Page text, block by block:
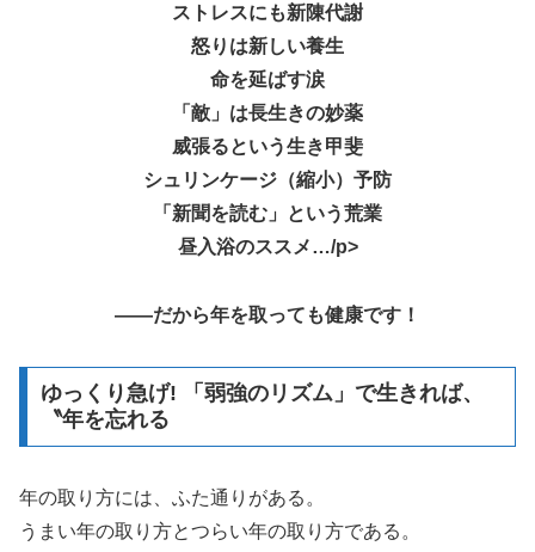
ストレスにも新陳代謝
怒りは新しい養生
命を延ばす涙
「敵」は長生きの妙薬
威張るという生き甲斐
シュリンケージ（縮小）予防
「新聞を読む」という荒業
昼入浴のススメ…/p>
――だから年を取っても健康です！
ゆっくり急げ! 「弱強のリズム」で生きれば、
〝年を忘れる
年の取り方には、ふた通りがある。
うまい年の取り方とつらい年の取り方である。